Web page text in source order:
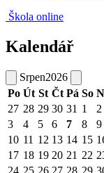
Škola online
Kalendář
Srpen2026
Po Út St Čt Pá So
27 28 29 30 31 1
2
3
4 5 6 7 8
9
10 11 12 13 14 15
17 18 19 20 21 22